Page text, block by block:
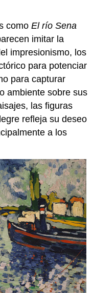
comoEl río Sena
imitar la
impresionismo, los
para potenciar
para capturar
ambiente sobre sus
las figuras
refleja su deseo
a los